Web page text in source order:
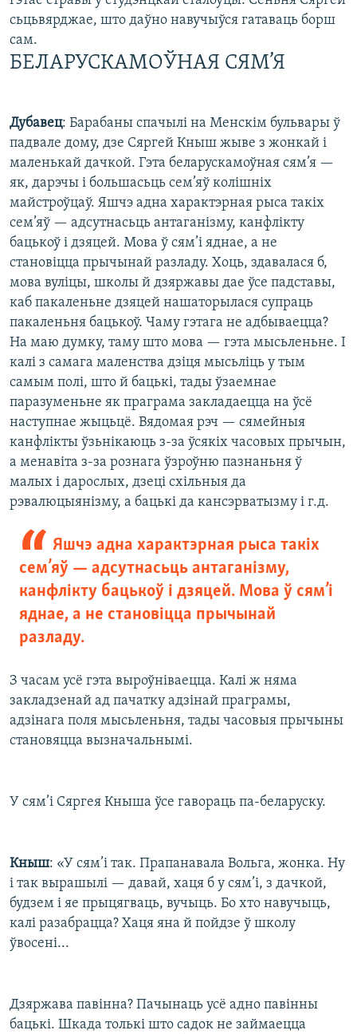
сьцьвярджае, што даўно навучыўся гатаваць борш
сам.
БЕЛАРУСКАМОЎНАЯ СЯМ’Я
Дубавец: Барабаны спачылі на Менскім бульвары ў
падвале дому, дзе Сяргей Кныш жыве з жонкай і
маленькай дачкой. Гэта беларускамоўная сям’я —
як, дарэчы і большасьць сем’яў колішніх
майстроўцаў. Яшчэ адна характэрная рыса такіх
сем’яў — адсутнасьць антаганізму, канфлікту
бацькоў і дзяцей. Мова ў сям’і яднае, а не
становіцца прычынай разладу. Хоць, здавалася б,
мова вуліцы, школы й дзяржавы дае ўсе падставы,
каб пакаленьне дзяцей нашаторылася супраць
пакаленьня бацькоў. Чаму гэтага не адбываецца?
На маю думку, таму што мова — гэта мысьленьне. І
калі з самага маленства дзіця мысьліць у тым
самым полі, што й бацькі, тады ўзаемнае
паразуменьне як праграма закладаецца на ўсё
наступнае жыцьцё. Вядомая рэч — сямейныя
канфлікты ўзьнікаюць з-за ўсякіх часовых прычын,
а менавіта з-за рознага ўзроўню пазнаньня ў
малых і дарослых, дзеці схільныя да
рэвалюцыянізму, а бацькі да кансэрватызму і г.д.
Яшчэ адна характэрная рыса такіх
сем’яў — адсутнасьць антаганізму,
канфлікту бацькоў і дзяцей. Мова ў сям’і
яднае, а не становіцца прычынай
разладу.
З часам усё гэта выроўніваецца. Калі ж няма
закладзенай ад пачатку адзінай праграмы,
адзінага поля мысьленьня, тады часовыя прычыны
становяцца вызначальнымі.
У сям’і Сяргея Кныша ўсе гавораць па-беларуску.
Кныш: «У сям’і так. Прапанавала Вольга, жонка. Ну
і так вырашылі — давай, хаця б у сям’і, з дачкой,
будзем і яе прыцягваць, вучыць. Бо хто навучыць,
калі разабрацца? Хаця яна й пойдзе ў школу
ўвосені...
Дзяржава павінна? Пачынаць усё адно павінны
бацькі. Шкада толькі што садок не займаецца